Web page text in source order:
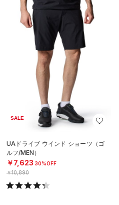
SALE
UAドライブ ウインド ショーツ（ゴ
ルフ/MEN）
￥7,623 30%OFF
￥10,890